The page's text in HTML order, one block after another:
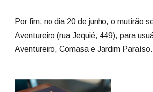
Por fim, no dia 20 de junho, o mutirão
Aventureiro (rua Jequié, 449), para
Aventureiro, Comasa e Jardim Paraíso.